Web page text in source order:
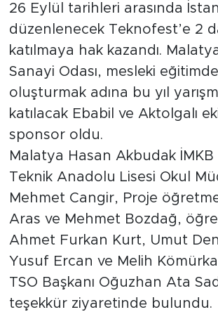
26 Eylül tarihleri arasında
düzenlenecek Teknofest’e 2
katılmaya hak kazandı.
Sanayi Odası, mesleki
oluşturmak adına bu yıl
katılacak Ebabil ve Aktolgalı
sponsor oldu.
Malatya Hasan Akbudak İMKB
Teknik Anadolu Lisesi Okul
Mehmet Cangir, Proje
Aras ve Mehmet Bozdağ,
Ahmet Furkan Kurt, Umut
Yusuf Ercan ve Melih
TSO Başkanı Oğuzhan Ata
teşekkür ziyaretinde bulundu.
Darende
Doğanşehir
Kale
Pütürge
Magazin
Sinema
Asayiş